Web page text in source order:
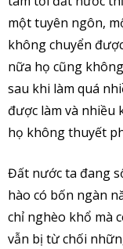
một tuyên ngôn,
không chuyển
nữa họ cũng
sau khi làm quá
được làm và nhiều
họ không thuyết
Đất nước ta đang
hào có bốn ngàn
chỉ nghèo khổ mà
vẫn bị từ chối